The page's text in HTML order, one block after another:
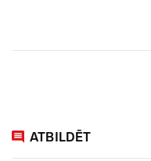
ATBILDĒT